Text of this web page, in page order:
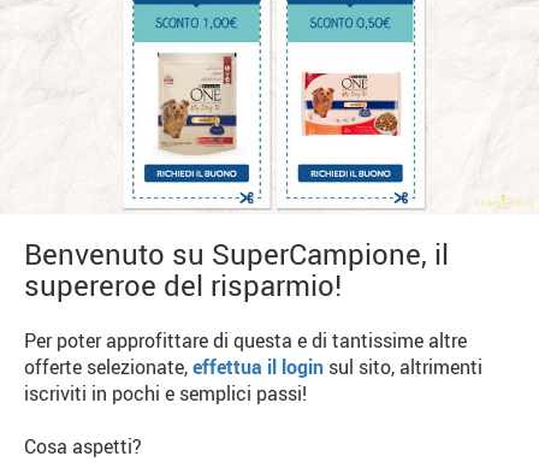
Benvenuto su SuperCampione, il
supereroe del risparmio!
Per poter approfittare di questa e di tantissime altre
offerte selezionate,effettua il login sul sito, altrimenti
iscriviti in pochi e semplici passi!
Cosa aspetti?